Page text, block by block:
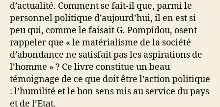
d’actualité. Comment se fait-il que, parmi le
personnel politique d’aujourd’hui, il en est si
peu qui, comme le faisait G. Pompidou, osent
rappeler que « le matérialisme de la société
d’abondance ne satisfait pas les aspirations de
l’homme » ? Ce livre constitue un beau
témoignage de ce que doit être l’action politique
: l’humilité et le bon sens mis au service du pays
et de l’Etat.